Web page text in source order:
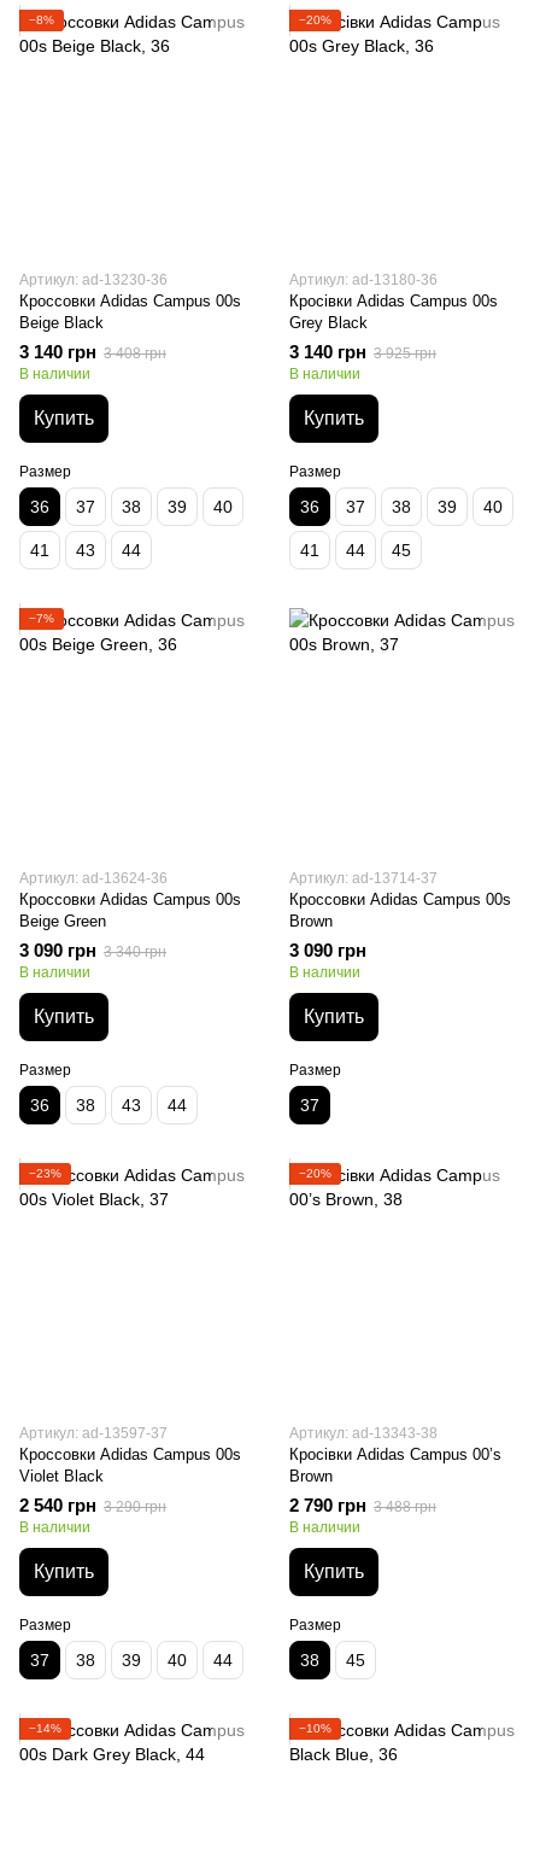
−8%
Артикул: ad-13230-36
Кроссовки Adidas Campus 00s
Beige Black
3 140 грн 3 408 грн
В наличии
Купить
Размер
36 37 38 39 40
41 43 44
−20%
Артикул: ad-13180-36
Кросівки Adidas Campus 00s
Grey Black
3 140 грн 3 925 грн
В наличии
Купить
Размер
36 37 38 39 40
41 44 45
−7%
Артикул: ad-13624-36
Кроссовки Adidas Campus 00s
Beige Green
3 090 грн 3 340 грн
В наличии
Купить
Размер
36 38 43 44
Артикул: ad-13714-37
Кроссовки Adidas Campus 00s
Brown
3 090 грн
В наличии
Купить
Размер
37
−23%
Артикул: ad-13597-37
Кроссовки Adidas Campus 00s
Violet Black
2 540 грн 3 290 грн
В наличии
Купить
Размер
37 38 39 40 44
−20%
Артикул: ad-13343-38
Кросівки Adidas Campus 00’s
Brown
2 790 грн 3 488 грн
В наличии
Купить
Размер
38 45
−14% −10%